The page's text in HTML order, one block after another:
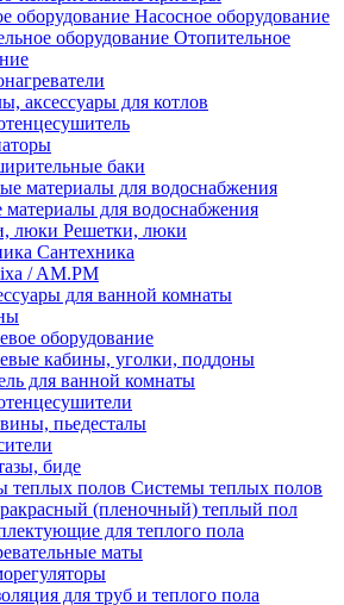
Насосное оборудование
Отопительное
аксессуары для котлов
баки
материалы для водоснабжения
Решетки, люки
Сантехника
/ AM.PM
для ванной комнаты
оборудование
кабины, уголки, поддоны
для ванной комнаты
пьедесталы
биде
Системы теплых полов
(пленочный) теплый пол
для теплого пола
маты